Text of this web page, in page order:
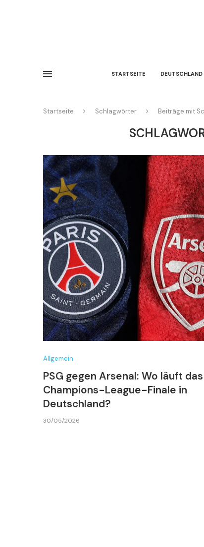
STARTSEITE DEUTSCHLAND
Startseite Schlagwörter Beiträge mit
Allgemein
PSG gegen Arsenal: Wo läuft das
Champions-League-Finale in
Deutschland?
30/05/2026